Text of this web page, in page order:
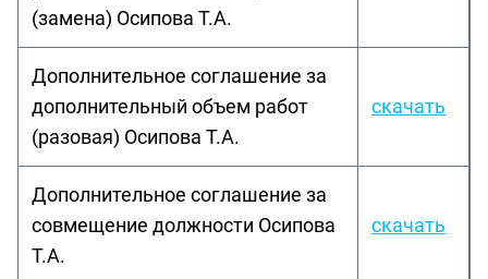
(замена) Осипова Т.А.
Дополнительное соглашение за
дополнительный объем работ
(разовая) Осипова Т.А.
скачать
Дополнительное соглашение за
совмещение должности Осипова
Т.А.
скачать